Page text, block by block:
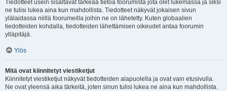
Tiedotteet usein sisältävät tärkeää tietoa foorumista jota olet lukemassa ja siksi
ne tulisi lukea aina kun mahdollista. Tiedotteet näkyvät jokaisen sivun
ylälaidassa niillä foorumeilla joihin ne on lähetetty. Kuten globaalien
tiedotteiden kohdalla, tiedotteiden lähettämisen oikeudet antaa foorumin
ylläpitäjä.
Ylös
Mitä ovat kiinnitetyt viestiketjut
Kiinnitetyt viestiketjut näkyvät tiedotteiden alapuolella ja ovat vain etusivulla.
Ne ovat yleensä aika tärkeitä, joten sinun tulisi lukea ne aina kun mahdollista.